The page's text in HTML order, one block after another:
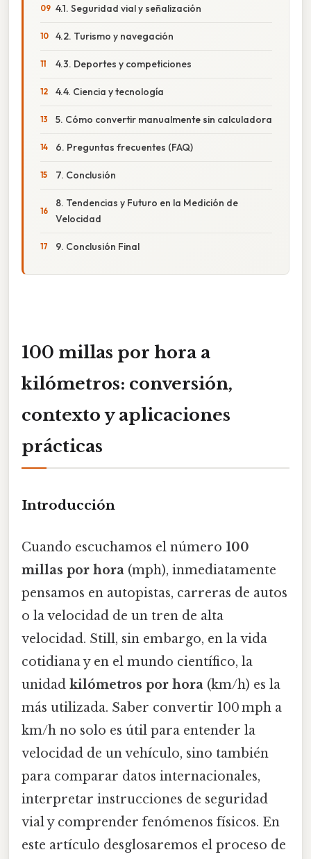
4.1. Seguridad vial y señalización
4.2. Turismo y navegación
4.3. Deportes y competiciones
4.4. Ciencia y tecnología
5. Cómo convertir manualmente sin calculadora
6. Preguntas frecuentes (FAQ)
7. Conclusión
8. Tendencias y Futuro en la Medición de
Velocidad
9. Conclusión Final
100 millas por hora a
kilómetros: conversión,
contexto y aplicaciones
prácticas
Introducción
Cuando escuchamos el número 100
millas por hora (mph), inmediatamente
pensamos en autopistas, carreras de autos
o la velocidad de un tren de alta
velocidad. Still, sin embargo, en la vida
cotidiana y en el mundo científico, la
unidad kilómetros por hora (km/h) es la
más utilizada. Saber convertir 100 mph a
km/h no solo es útil para entender la
velocidad de un vehículo, sino también
para comparar datos internacionales,
interpretar instrucciones de seguridad
vial y comprender fenómenos físicos. En
este artículo desglosaremos el proceso de